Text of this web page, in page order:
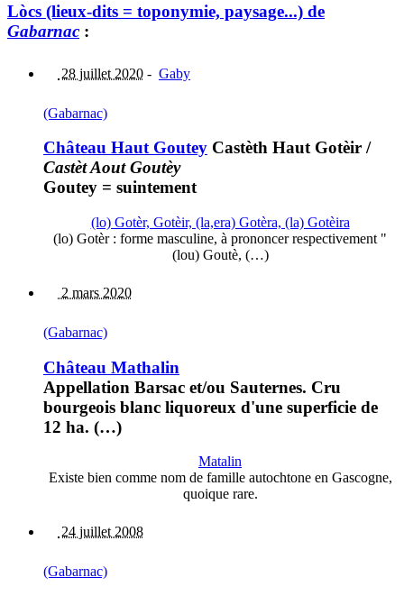
Lòcs (lieux-dits = toponymie, paysage...) de
Gabarnac :
28 juillet 2020 - Gaby
(Gabarnac)
Château Haut Goutey Castèth Haut Gotèir /
Castèt Aout Goutèy
Goutey = suintement
(lo) Gotèr, Gotèir, (la,era) Gotèra, (la) Gotèira
(lo) Gotèr : forme masculine, à prononcer respectivement "
(lou) Goutè, (…)
2 mars 2020
(Gabarnac)
Château Mathalin
Appellation Barsac et/ou Sauternes. Cru
bourgeois blanc liquoreux d'une superficie de
12 ha. (…)
Matalin
Existe bien comme nom de famille autochtone en Gascogne,
quoique rare.
24 juillet 2008
(Gabarnac)